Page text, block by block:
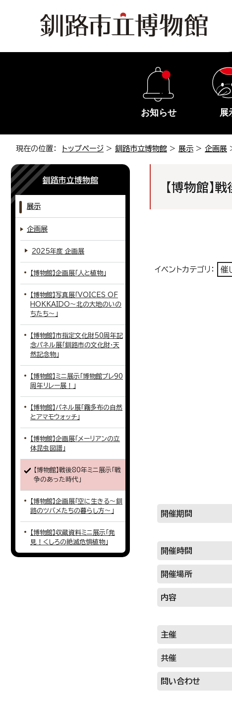
お知らせ 展
現在の位置： トップページ > 釧路市立博物館 > 展示 > 企画展
【博物館】
イベントカテゴリ： 催
開催期間
開催時間
開催場所
内容
主催
共催
問い合わせ
釧路市立博物館
展示
企画展
2025年度 企画展
【博物館】企画展「人と植物」
【博物館】写真展「VOICES OF
HOKKAIDO～北の大地のいの
ちたち～」
【博物館】市指定文化財50周年記
念パネル展「釧路市の文化財・天
然記念物」
【博物館】ミニ展示「博物館プレ90
周年リレー展！」
【博物館】パネル展「霧多布の自然
とアマモウォッチ」
【博物館】企画展「メーリアンの立
体昆虫図譜」
【博物館】戦後80年ミニ展示「戦
争のあった時代」
【博物館】企画展「空に生きる～釧
路のツバメたちの暮らし方～」
【博物館】収蔵資料ミニ展示「発
見！くしろの絶滅危惧植物」